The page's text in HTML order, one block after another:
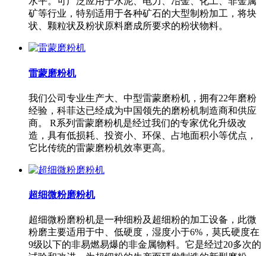
矿等行业，特别适用于各种矿石的大型制粉加工，将块
状、颗粒状及粉状原料磨成所要求的粉状物料。
雷蒙磨粉机
我们公司专业生产大、中型雷蒙磨粉机，拥有22年磨粉
经验，科菲达已经成为中国领先的磨粉机制造商和供应
商。 R系列雷蒙磨粉机是经过我们的专家优化升级改
造，具有低损耗、投资小、环保、占地面积小等优点，
它比传统的雷蒙磨粉机效率更高。
超细微粉磨粉机
超细微粉磨粉机是一种细粉及超细粉的加工设备，此微
粉磨主要适用于中、低硬度，湿度小于6%，莫氏硬度在
9级以下的非易燃易爆的非金属物料。它是经过20多次的